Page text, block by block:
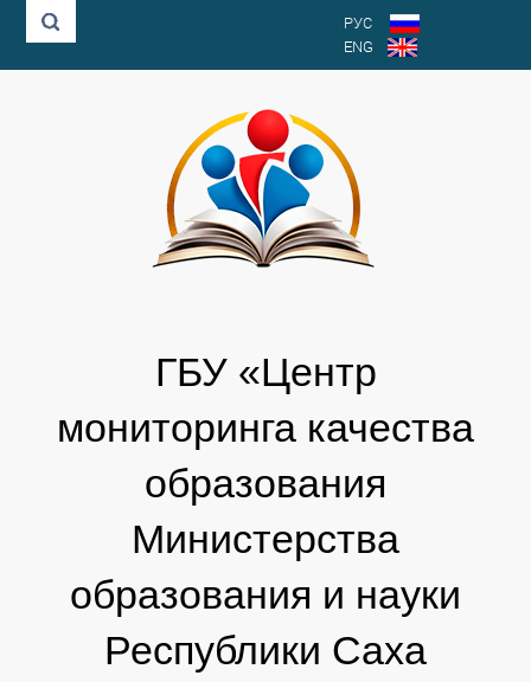
РУС
ENG
ГБУ «Центр
мониторинга качества
образования
Министерства
образования и науки
Республики Саха